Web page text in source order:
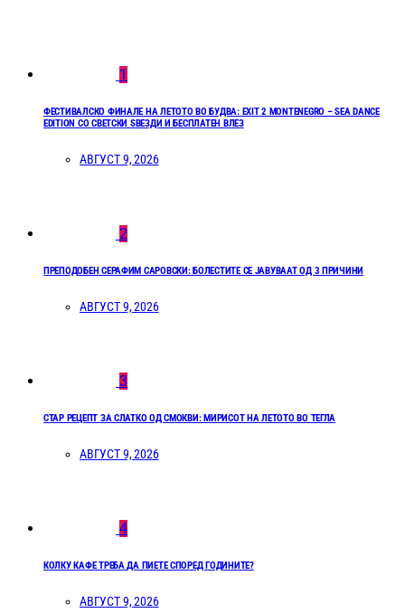
1
ФЕСТИВАЛСКО ФИНАЛЕ НА ЛЕТОТО ВО БУДВА: EXIT 2 MONTENEGRO – SEA DANCE
EDITION СО СВЕТСКИ ЅВЕЗДИ И БЕСПЛАТЕН ВЛЕЗ
АВГУСТ 9, 2026
2
ПРЕПОДОБЕН СЕРАФИМ САРОВСКИ: БОЛЕСТИТЕ СЕ ЈАВУВААТ ОД 3 ПРИЧИНИ
АВГУСТ 9, 2026
3
СТАР РЕЦЕПТ ЗА СЛАТКО ОД СМОКВИ: МИРИСОТ НА ЛЕТОТО ВО ТЕГЛА
АВГУСТ 9, 2026
4
КОЛКУ КАФЕ ТРЕБА ДА ПИЕТЕ СПОРЕД ГОДИНИТЕ?
АВГУСТ 9, 2026